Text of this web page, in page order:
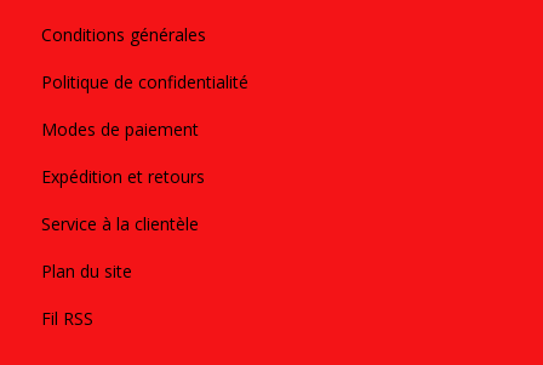
Conditions générales
Politique de confidentialité
Modes de paiement
Expédition et retours
Service à la clientèle
Plan du site
Fil RSS